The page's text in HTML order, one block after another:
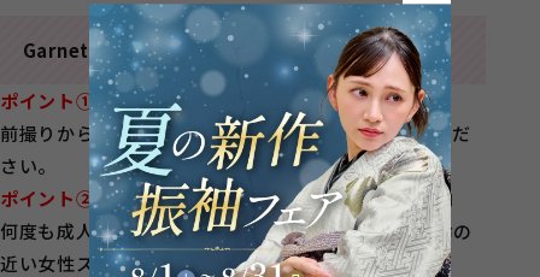
Garnetのここがすごい！
ポイント➀ ：フルサポートで安心！
前撮りから成人式事前準備、当日まですべてお任せくだ
さい。
ポイント②：知識と経験豊富な女性スタッフがご案内
何度も成人式のお手伝いをさせて頂き、お嬢様と年齢の
近い女性スタッフなので、相談もしやすい◎